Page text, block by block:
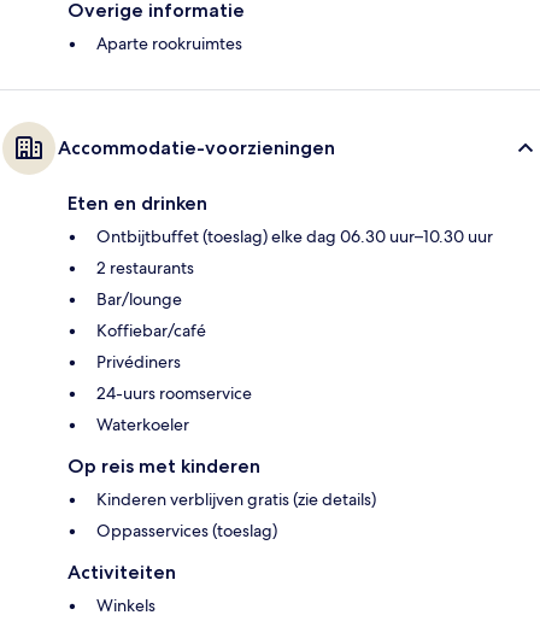
Overige informatie
Aparte rookruimtes
Accommodatie-voorzieningen
Eten en drinken
Ontbijtbuffet (toeslag) elke dag 06.30 uur–10.30 uur
2 restaurants
Bar/lounge
Koffiebar/café
Privédiners
24-uurs roomservice
Waterkoeler
Op reis met kinderen
Kinderen verblijven gratis (zie details)
Oppasservices (toeslag)
Activiteiten
Winkels